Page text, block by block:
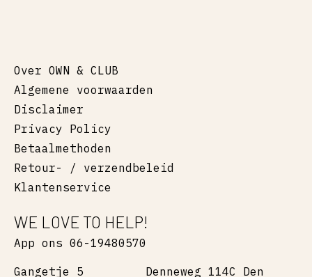
Over OWN & CLUB
Algemene voorwaarden
Disclaimer
Privacy Policy
Betaalmethoden
Retour- / verzendbeleid
Klantenservice
WE LOVE TO HELP!
App ons 06-19480570
Gangetje 5 Denneweg 114C Den